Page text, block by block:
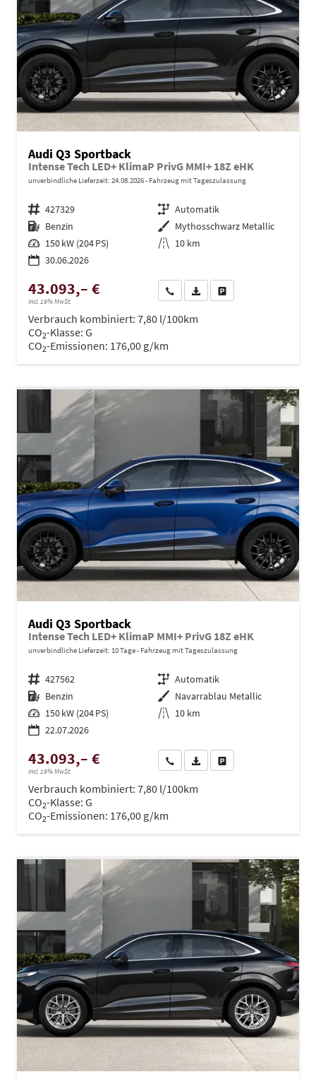
Audi Q3 Sportback
Intense Tech LED+ KlimaP PrivG MMI+ 18Z eHK
unverbindliche Lieferzeit: 24.08.2026 Fahrzeug mit Tageszulassung
Fahrzeugnr. 427329 Getriebe Automatik
Kraftstoff Benzin Außenfarbe Mythosschwarz Metallic
Leistung 150 kW (204 PS) Kilometerstand 10 km
30.06.2026
43.093,– €
incl. 19% MwSt.
Wir rufen Sie anPDF-Datei, Fahrzeugexposé
Verbrauch kombiniert: 7,80 l/100km
CO2-Klasse: G
CO2-Emissionen: 176,00 g/km
Audi Q3 Sportback
Intense Tech LED+ KlimaP MMI+ PrivG 18Z eHK
unverbindliche Lieferzeit: 10 Tage Fahrzeug mit Tageszulassung
Fahrzeugnr. 427562 Getriebe Automatik
Kraftstoff Benzin Außenfarbe Navarrablau Metallic
Leistung 150 kW (204 PS) Kilometerstand 10 km
22.07.2026
43.093,– €
incl. 19% MwSt.
Wir rufen Sie anPDF-Datei, Fahrzeugexposé
Verbrauch kombiniert: 7,80 l/100km
CO2-Klasse: G
CO2-Emissionen: 176,00 g/km